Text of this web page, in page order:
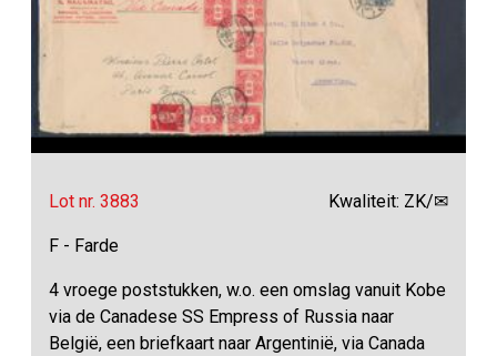
Lot nr. 3883 Kwaliteit: ZK/✉
F - Farde
4 vroege poststukken, w.o. een omslag vanuit Kobe
via de Canadese SS Empress of Russia naar
België, een briefkaart naar Argentinië, via Canada